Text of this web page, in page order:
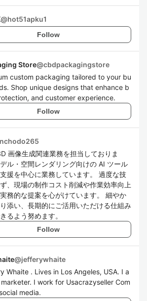
@hot51apku1
Follow
Store@cbdpackagingstore
custom packaging tailored to your bu
Shop unique designs that enhance b
and customer experience.
Follow
画像生成関連業務を担当しておりま
ル・空間レンダリング向けの AI ツール
援を中心に業務しています。 過度な技
、現場の制作コスト削減や作業効率向上
務的な提案を心がけています。 細やか
添い、長期的にご活用いただける仕組み
るよう努めます。
Follow
@jefferywhaite
Whaite . Lives in Los Angeles, USA. I a
I work for Usacrazyseller Com
media.